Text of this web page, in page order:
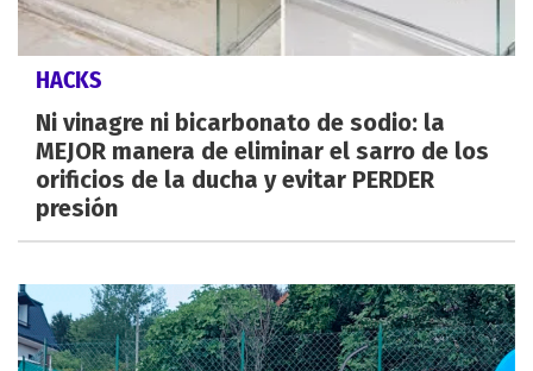
HACKS
Ni vinagre ni bicarbonato de sodio: la
MEJOR manera de eliminar el sarro de los
orificios de la ducha y evitar PERDER
presión